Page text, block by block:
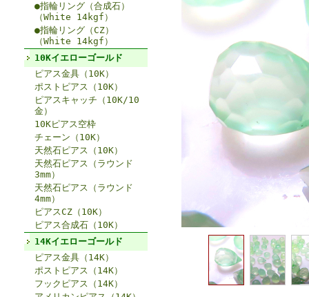
●指輪リング（合成石）
（White 14kgf）
●指輪リング（CZ）
（White 14kgf）
10Kイエローゴールド
ピアス金具（10K）
ポストピアス（10K）
ピアスキャッチ（10K/10
金）
10Kピアス空枠
チェーン（10K）
天然石ピアス（10K）
天然石ピアス（ラウンド
3mm）
天然石ピアス（ラウンド
4mm）
ピアスCZ（10K）
ピアス合成石（10K）
14Kイエローゴールド
ピアス金具（14K）
ポストピアス（14K）
フックピアス（14K）